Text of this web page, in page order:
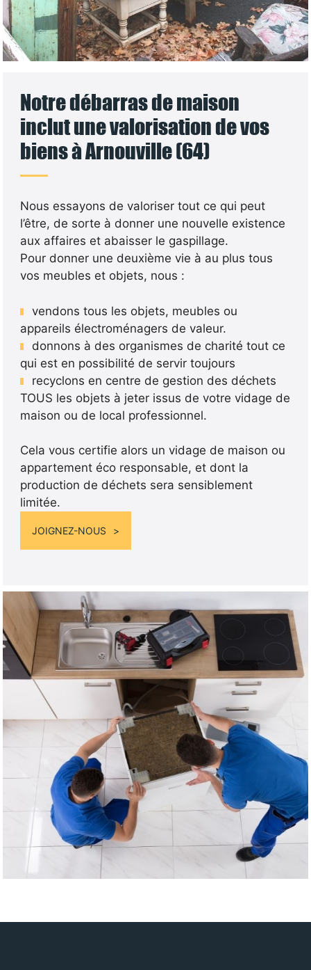
Notre débarras de maison
inclut une valorisation de vos
biens à Arnouville (64)
Nous essayons de valoriser tout ce qui peut
l’être, de sorte à donner une nouvelle existence
aux affaires et abaisser le gaspillage.
Pour donner une deuxième vie à au plus tous
vos meubles et objets, nous :
vendons tous les objets, meubles ou
appareils électroménagers de valeur.
donnons à des organismes de charité tout ce
qui est en possibilité de servir toujours
recyclons en centre de gestion des déchets
TOUS les objets à jeter issus de votre vidage de
maison ou de local professionnel.
Cela vous certifie alors un vidage de maison ou
appartement éco responsable, et dont la
production de déchets sera sensiblement
limitée.
JOIGNEZ-NOUS